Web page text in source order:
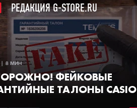
РЕДАКЦИЯ G-STORE.RU
|  8 МИН
ФЕЙКОВЫЕ
ТАЛОНЫ CASIO